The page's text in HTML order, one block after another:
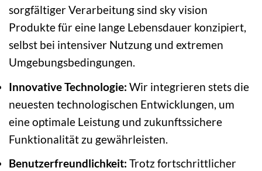
sorgfältiger Verarbeitung sind sky vision
Produkte für eine lange Lebensdauer konzipiert,
selbst bei intensiver Nutzung und extremen
Umgebungsbedingungen.
Innovative Technologie: Wir integrieren stets die
neuesten technologischen Entwicklungen, um
eine optimale Leistung und zukunftssichere
Funktionalität zu gewährleisten.
Benutzerfreundlichkeit: Trotz fortschrittlicher